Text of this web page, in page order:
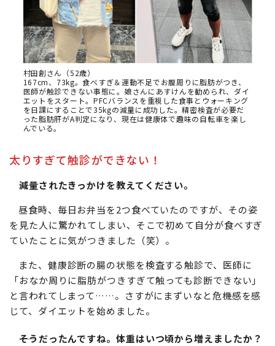
村田創さん（52歳）
167cm、73kg。食べすぎ＆運動不足でお腹周りに脂肪がつき、
医師が触診できない事態に。娘さんにあすけんを勧められ、ダイ
エットをスタート。PFCバランスを重視した食事とウォーキング
を日課にすることで35kgの減量に成功した。精密検査が必要だ
った脂肪肝がA判定になり、現在は健康体で趣味の自転車を楽し
んでいる。
太りすぎて触診ができない！
減量されたきっかけを教えてください。
昼食時、毎日お弁当を2つ食べていたのですが、その姿
を見た人に驚かれてしまい、そこで初めて自分が食べすぎ
ていたことに気がつきました（笑）。
また、健康診断の腸の状態を検査する触診で、医師に
「おなか周りに脂肪がつきすぎて触っても診断できない」
と言われてしまって……。さすがにまずいなと危機感を感
じて、ダイエットを始めました。
そうだったんですね。体重はいつ頃から増えましたか？